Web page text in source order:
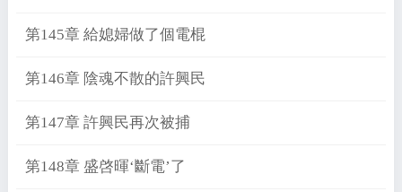
第145章 給媳婦做了個電棍
第146章 陰魂不散的許興民
第147章 許興民再次被捕
第148章 盛啓暉‘斷電’了